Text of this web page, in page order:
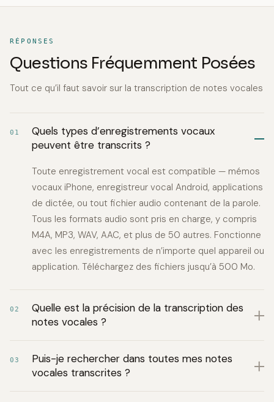
RÉPONSES
Questions Fréquemment Posées
Tout ce qu’il faut savoir sur la transcription de notes vocales
01
Quels types d’enregistrements vocaux
peuvent être transcrits ?
Toute enregistrement vocal est compatible — mémos
vocaux iPhone, enregistreur vocal Android, applications
de dictée, ou tout fichier audio contenant de la parole.
Tous les formats audio sont pris en charge, y compris
M4A, MP3, WAV, AAC, et plus de 50 autres. Fonctionne
avec les enregistrements de n’importe quel appareil ou
application. Téléchargez des fichiers jusqu’à 500 Mo.
02
Quelle est la précision de la transcription des
notes vocales ?
03
Puis-je rechercher dans toutes mes notes
vocales transcrites ?